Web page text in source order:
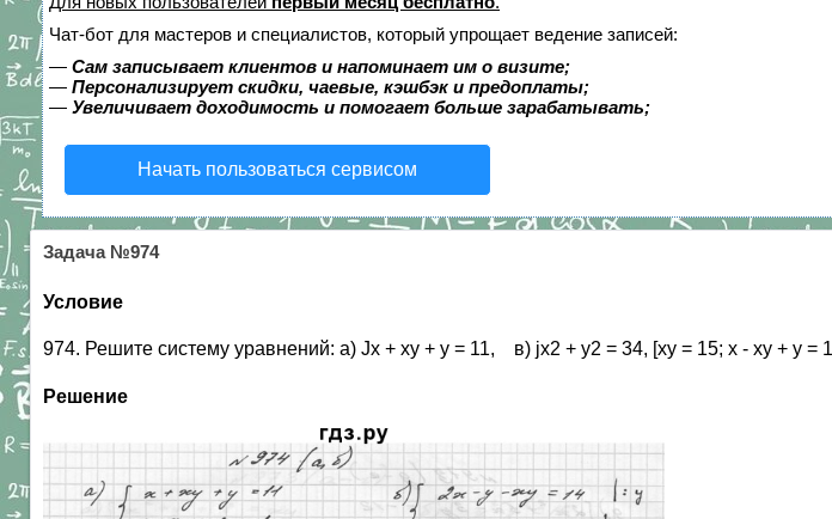
Чат-бот для мастеров и специалистов, который упрощает ведение записей:
— Сам записывает клиентов и напоминает им о визите;
— Персонализирует скидки, чаевые, кэшбэк и предоплаты;
— Увеличивает доходимость и помогает больше зарабатывать;
Начать пользоваться сервисом
Задача №974
Условие
974. Решите систему уравнений: а) Jx + ху + у = 11, в) jx2 + у2 = 34, [ху = 15; х - ху + у =
Решение